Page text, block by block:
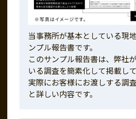
当事務所が基本としている現
ンプル報告書です。
このサンプル報告書は、弊社
いる調査を簡素化して掲載し
実際にお客様にお渡しする調
と詳しい内容です。